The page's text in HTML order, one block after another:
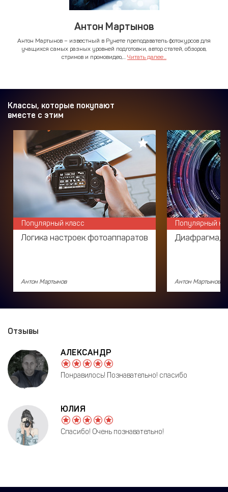
Антон Мартынов
Антон Мартынов – известный в Рунете преподаватель фотокурсов для
учащихся самых разных уровней подготовки, автор статей, обзоров,
стримов и промовидео,... Читать далее...
Классы, которые покупают
вместе с этим
Логика настроек фотоаппаратов
Антон Мартынов
Популярный класс
Диафрагма,
Антон Мартынов
Популярный
Отзывы
АЛЕКСАНДР
Понравилось! Познавательно! спасибо
ЮЛИЯ
Спасибо! Очень познавательно!